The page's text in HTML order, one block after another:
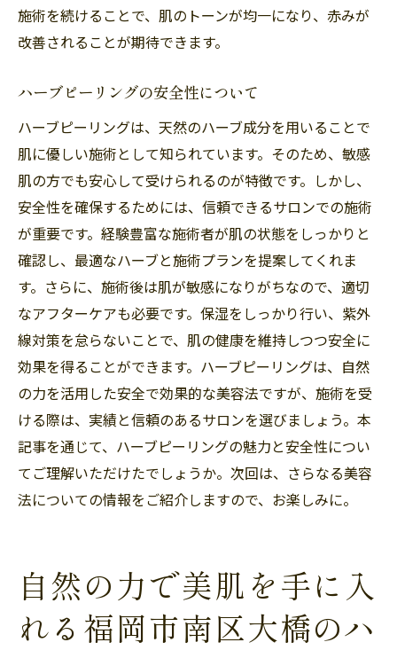
施術を続けることで、肌のトーンが均一になり、赤みが
改善されることが期待できます。
ハーブピーリングの安全性について
ハーブピーリングは、天然のハーブ成分を用いることで
肌に優しい施術として知られています。そのため、敏感
肌の方でも安心して受けられるのが特徴です。しかし、
安全性を確保するためには、信頼できるサロンでの施術
が重要です。経験豊富な施術者が肌の状態をしっかりと
確認し、最適なハーブと施術プランを提案してくれま
す。さらに、施術後は肌が敏感になりがちなので、適切
なアフターケアも必要です。保湿をしっかり行い、紫外
線対策を怠らないことで、肌の健康を維持しつつ安全に
効果を得ることができます。ハーブピーリングは、自然
の力を活用した安全で効果的な美容法ですが、施術を受
ける際は、実績と信頼のあるサロンを選びましょう。本
記事を通じて、ハーブピーリングの魅力と安全性につい
てご理解いただけたでしょうか。次回は、さらなる美容
法についての情報をご紹介しますので、お楽しみに。
自然の力で美肌を手に入
れる福岡市南区大橋のハ